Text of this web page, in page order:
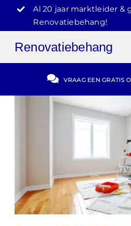
inhoud
Al 20 jaar marktleider &
Renovatiebehang!
Renovatiebehang
Gratis Offerte
VRAAG EEN GRATIS